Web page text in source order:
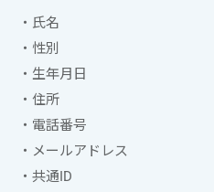
・氏名
・性別
・生年月日
・住所
・電話番号
・メールアドレス
・共通ID